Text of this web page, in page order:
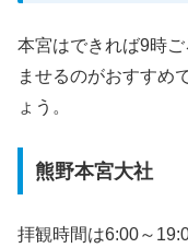
本宮はできれば9時
ませるのがおすすめ
ょう。
熊野本宮大社
拝観時間は6:00～